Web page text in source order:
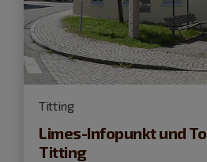
Titting
Limes-Infopunkt und
Titting